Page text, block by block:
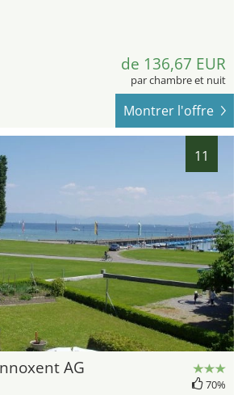
de 136,67 EUR
par chambre et nuit
Montrer l'offre
11
AG
70%